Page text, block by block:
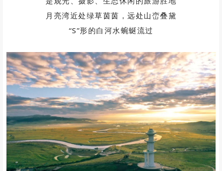
其次，各莫寺由五个大殿组成
是中国最大的连体佛殿
其震撼程度完全可以媲美布达拉宫
而且，寺庙的博物馆内
还藏有释迦摩尼的肉身舍利
唐卡、藏经、法器等
都是非常珍贵的文物